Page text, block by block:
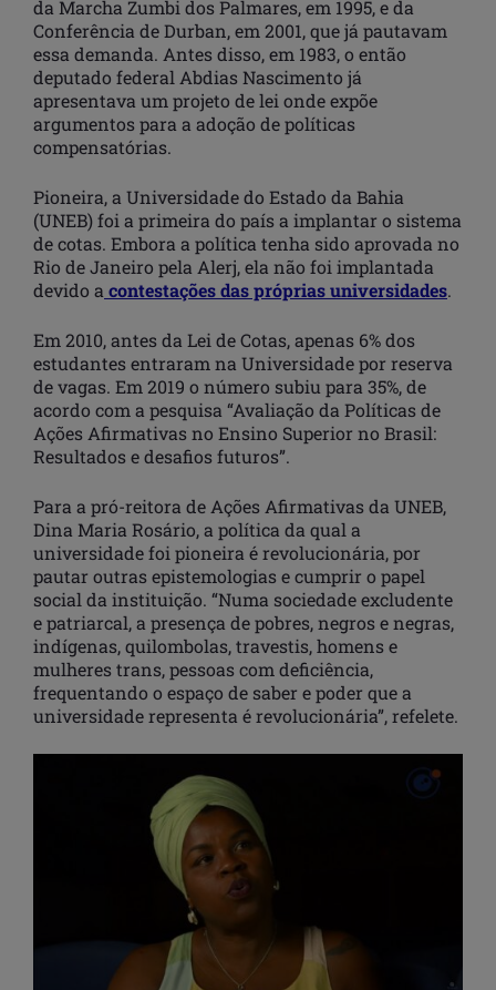
da Marcha Zumbi dos Palmares, em 1995, e da
Conferência de Durban, em 2001, que já pautavam
essa demanda. Antes disso, em 1983, o então
deputado federal Abdias Nascimento já
apresentava um projeto de lei onde expõe
argumentos para a adoção de políticas
compensatórias.
Pioneira, a Universidade do Estado da Bahia
(UNEB) foi a primeira do país a implantar o sistema
de cotas. Embora a política tenha sido aprovada no
Rio de Janeiro pela Alerj, ela não foi implantada
devido acontestações das próprias universidades.
Em 2010, antes da Lei de Cotas, apenas 6% dos
estudantes entraram na Universidade por reserva
de vagas. Em 2019 o número subiu para 35%, de
acordo com a pesquisa “Avaliação da Políticas de
Ações Afirmativas no Ensino Superior no Brasil:
Resultados e desafios futuros”.
Para a pró-reitora de Ações Afirmativas da UNEB,
Dina Maria Rosário, a política da qual a
universidade foi pioneira é revolucionária, por
pautar outras epistemologias e cumprir o papel
social da instituição. “Numa sociedade excludente
e patriarcal, a presença de pobres, negros e negras,
indígenas, quilombolas, travestis, homens e
mulheres trans, pessoas com deficiência,
frequentando o espaço de saber e poder que a
universidade representa é revolucionária”, refelete.